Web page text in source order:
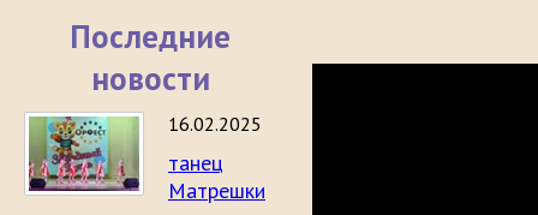
Последние
новости
16.02.2025
танец
Матрешки